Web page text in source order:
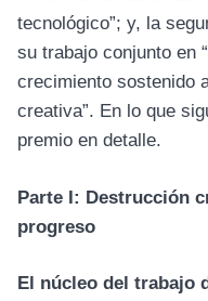
tecnológico”; y, la
su trabajo conjunto en
crecimiento sostenido
creativa”. En lo que
premio en detalle.
Parte I: Destrucción
progreso
El núcleo del trabajo